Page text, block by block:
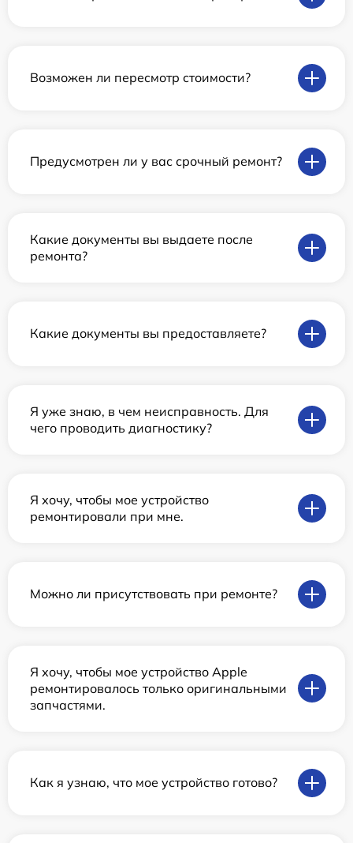
Возможен ли пересмотр стоимости?
Предусмотрен ли у вас срочный ремонт?
Какие документы вы выдаете после
ремонта?
Какие документы вы предоставляете?
Я уже знаю, в чем неисправность. Для
чего проводить диагностику?
Я хочу, чтобы мое устройство
ремонтировали при мне.
Можно ли присутствовать при ремонте?
Я хочу, чтобы мое устройство Apple
ремонтировалось только оригинальными
запчастями.
Как я узнаю, что мое устройство готово?